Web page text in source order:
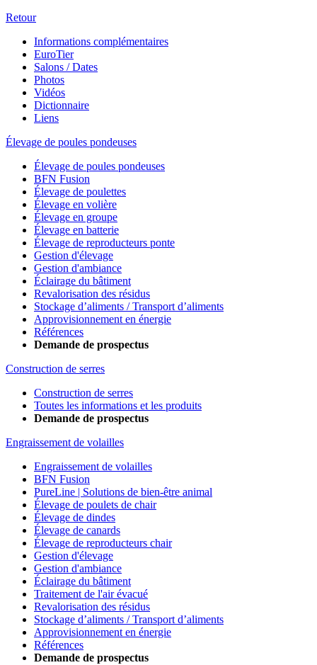
Retour
Informations complémentaires
EuroTier
Salons / Dates
Photos
Vidéos
Dictionnaire
Liens
Élevage de poules pondeuses
Élevage de poules pondeuses
BFN Fusion
Élevage de poulettes
Élevage en volière
Élevage en groupe
Élevage en batterie
Élevage de reproducteurs ponte
Gestion d'élevage
Gestion d'ambiance
Éclairage du bâtiment
Revalorisation des résidus
Stockage d’aliments / Transport d’aliments
Approvisionnement en énergie
Références
Demande de prospectus
Construction de serres
Construction de serres
Toutes les informations et les produits
Demande de prospectus
Engraissement de volailles
Engraissement de volailles
BFN Fusion
PureLine | Solutions de bien-être animal
Élevage de poulets de chair
Élevage de dindes
Élevage de canards
Élevage de reproducteurs chair
Gestion d'élevage
Gestion d'ambiance
Éclairage du bâtiment
Traitement de l'air évacué
Revalorisation des résidus
Stockage d’aliments / Transport d’aliments
Approvisionnement en énergie
Références
Demande de prospectus